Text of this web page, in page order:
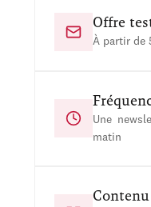
Offre
À partir de
Une
matin
Contenu